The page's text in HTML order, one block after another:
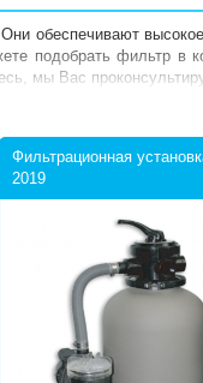
обеспечивают
подобрать фильтр в
мы Вас
Фильтрационная
2019